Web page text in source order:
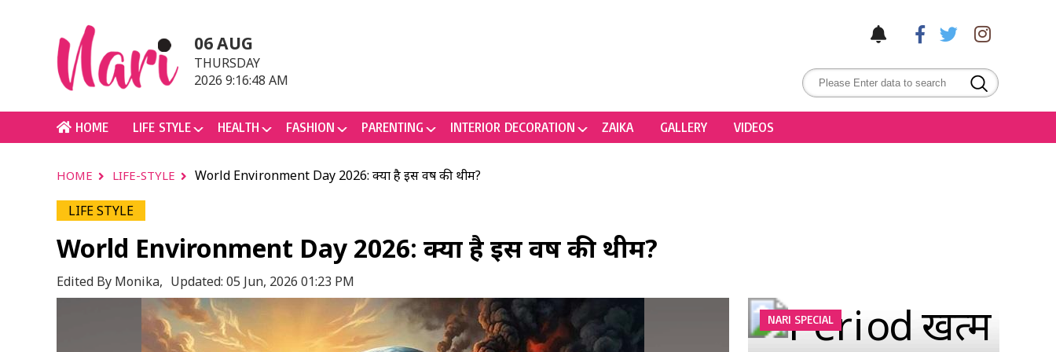
06 AUG
THURSDAY
2026 9:16:48 AM
HOME LIFE STYLE HEALTH FASHION PARENTING INTERIOR DECORATION ZAIKA GALLERY VIDEOS
HOME LIFE-STYLE World Environment Day 2026: क्या है इस वर्ष की थीम?
LIFE STYLE
World Environment Day 2026: क्या है इस वर्ष की थीम?
Edited By Monika, Updated: 05 Jun, 2026 01:23 PM
NARI SPECIAL